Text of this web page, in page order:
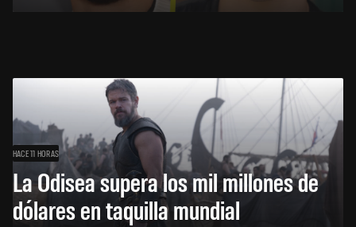
HACE 11 HORAS
La Odisea supera los mil millones de
dólares en taquilla mundial